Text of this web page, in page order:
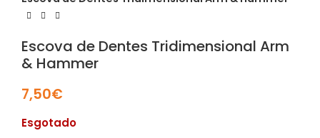
Escova de Dentes Tridimensional Arm
& Hammer
7,50€
Esgotado